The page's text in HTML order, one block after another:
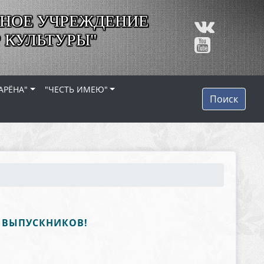
УЧРЕЖДЕНИЕ
"ЧЕСТЬ ИМЕЮ"
Поиск
ВЫПУСКНИКОВ!